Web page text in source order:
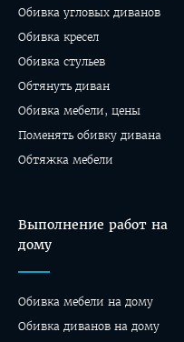
Обивка угловых диванов
Обивка кресел
Обивка стульев
Обтянуть диван
Обивка мебели, цены
Поменять обивку дивана
Обтяжка мебели
Выполнение работ на
дому
Обивка мебели на дому
Oбивка диванов на дому